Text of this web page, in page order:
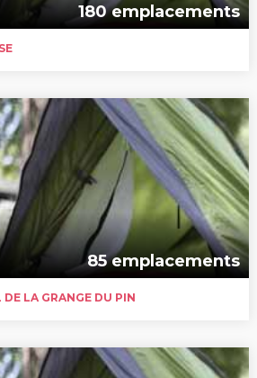
180 emplacements
85 emplacements
LA GRANGE DU PIN